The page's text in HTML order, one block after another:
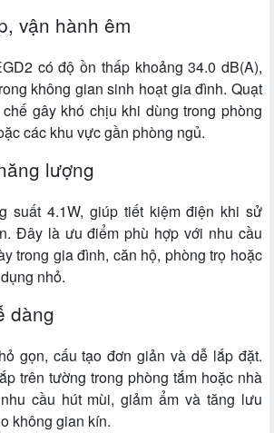
vận hành êm
có độ ồn thấp khoảng 34.0 dB(A),
không gian sinh hoạt gia đình. Quạt
gây khó chịu khi dùng trong phòng
các khu vực gần phòng ngủ.
lượng
suất 4.1W, giúp tiết kiệm điện khi sử
Đây là ưu điểm phù hợp với nhu cầu
trong gia đình, căn hộ, phòng trọ hoặc
nhỏ.
dàng
gọn, cấu tạo đơn giản và dễ lắp đặt.
trên tường trong phòng tắm hoặc nhà
cầu hút mùi, giảm ẩm và tăng lưu
không gian kín.